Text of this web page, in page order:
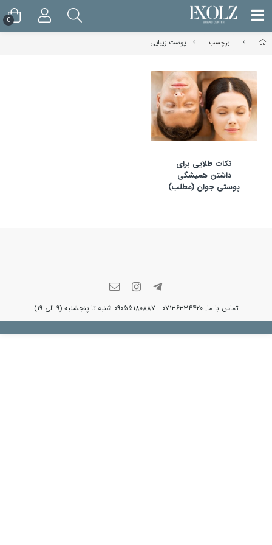
برچسب پوست زیبایی
نکات طلایی برای
داشتن همیشگی
پوستی جوان (مطلب)
تماس با ما: ۰۷۱۳۶۳۳۴۴۲۰ - ۰۹۰۵۵۱۸۰۸۸۷ شنبه تا پنجشنبه (۹ الی ۱۹)
0